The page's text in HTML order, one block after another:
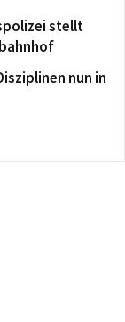
stellt
nun in